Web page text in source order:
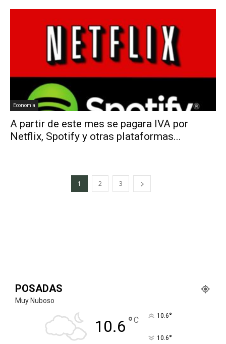
Economia
A partir de este mes se pagara IVA por
Netflix, Spotify y otras plataformas...
1 2 3
POSADAS
Muy Nuboso
10.6 °C 10.6°
10.6°